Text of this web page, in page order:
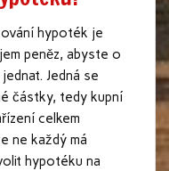
hypoték je
peněz, abyste o
Jedná se
částky, tedy kupní
celkem
ne každý má
hypotéku na